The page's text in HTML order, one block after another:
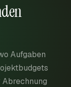
Aufgaben